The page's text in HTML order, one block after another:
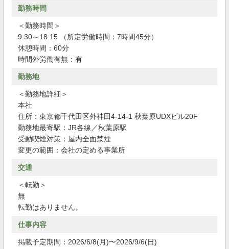
勤務時間
＜勤務時間＞
9:30～18:15 （所定労働時間：7時間45分）
休憩時間：60分
時間外労働有無：有
勤務地
＜勤務地詳細＞
本社
住所：東京都千代田区外神田4-14-1 秋葉原UDXビル20F
勤務地最寄駅：JR各線／秋葉原駅
受動喫煙対策：屋内全面禁煙
変更の範囲：会社の定める事業所
交通
＜転勤＞
無
転勤はありません。
仕事内容
掲載予定期間：2026/6/8(月)〜2026/9/6(日)